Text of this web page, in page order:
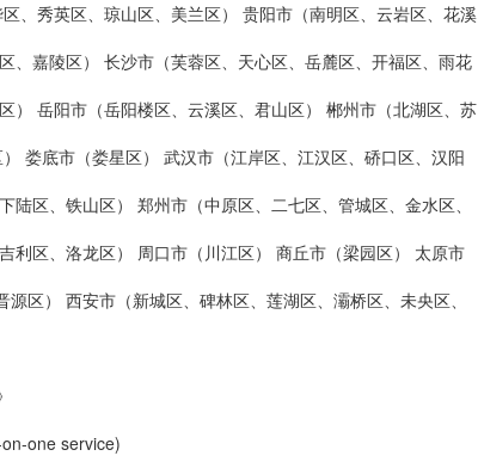
、秀英区、琼山区、美兰区） 贵阳市（南明区、云岩区、花溪
、嘉陵区） 长沙市（芙蓉区、天心区、岳麓区、开福区、雨花
） 岳阳市（岳阳楼区、云溪区、君山区） 郴州市（北湖区、苏
娄底市（娄星区） 武汉市（江岸区、江汉区、硚口区、汉阳
区、铁山区） 郑州市（中原区、二七区、管城区、金水区、
利区、洛龙区） 周口市（川江区） 商丘市（梁园区） 太原市
区） 西安市（新城区、碑林区、莲湖区、灞桥区、未央区、
one service)